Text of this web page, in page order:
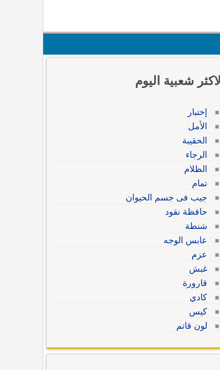
الاكثر شعبية اليوم
إختبار
الأمل
الحقيبة
الرجاء
الظلام
تمام
جيب فى جسم الحيوان
حافظة نقود
شنطة
عابس الوجه
عزم
غبش
قارورة
كادي
كيس
لون قاتم